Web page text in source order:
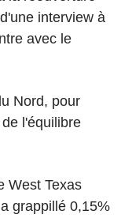
interview à
avec le
Nord, pour
l'équilibre
West Texas
grappillé 0,15%